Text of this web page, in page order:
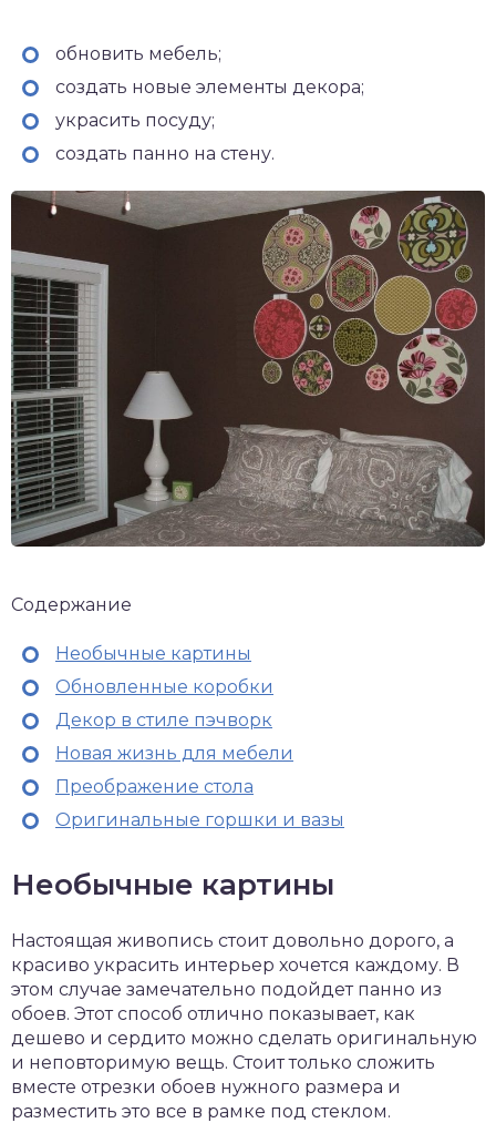
обновить мебель;
создать новые элементы декора;
украсить посуду;
создать панно на стену.
Содержание
Необычные картины
Обновленные коробки
Декор в стиле пэчворк
Новая жизнь для мебели
Преображение стола
Оригинальные горшки и вазы
Необычные картины
Настоящая живопись стоит довольно дорого, а
красиво украсить интерьер хочется каждому. В
этом случае замечательно подойдет панно из
обоев. Этот способ отлично показывает, как
дешево и сердито можно сделать оригинальную
и неповторимую вещь. Стоит только сложить
вместе отрезки обоев нужного размера и
разместить это все в рамке под стеклом.